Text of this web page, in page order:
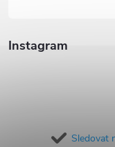
Instagram
Sledovat